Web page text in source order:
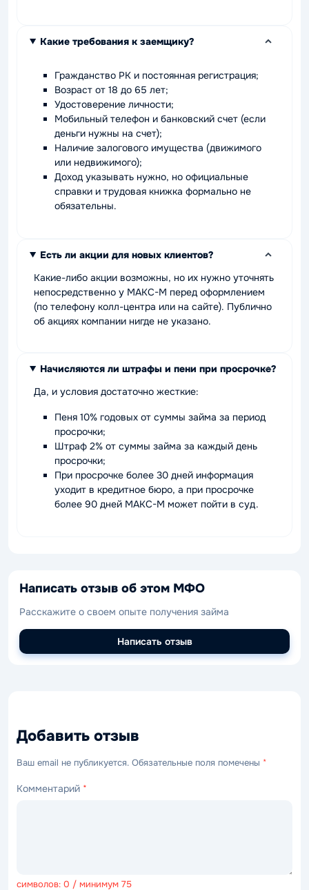
Какие требования к заемщику?
Гражданство РК и постоянная регистрация;
Возраст от 18 до 65 лет;
Удостоверение личности;
Мобильный телефон и банковский счет (если
деньги нужны на счет);
Наличие залогового имущества (движимого
или недвижимого);
Доход указывать нужно, но официальные
справки и трудовая книжка формально не
обязательны.
Есть ли акции для новых клиентов?
Какие-либо акции возможны, но их нужно уточнять
непосредственно у МАКС-М перед оформлением
(по телефону колл-центра или на сайте). Публично
об акциях компании нигде не указано.
Начисляются ли штрафы и пени при просрочке?
Да, и условия достаточно жесткие:
Пеня 10% годовых от суммы займа за период
просрочки;
Штраф 2% от суммы займа за каждый день
просрочки;
При просрочке более 30 дней информация
уходит в кредитное бюро, а при просрочке
более 90 дней МАКС-М может пойти в суд.
Написать отзыв об этом МФО
Расскажите о своем опыте получения займа
Написать отзыв
Добавить отзыв
Ваш email не публикуется. Обязательные поля помечены *
Комментарий *
символов: 0 / минимум 75